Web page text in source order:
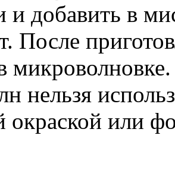
и добавить в
После
нельзя
окраской или